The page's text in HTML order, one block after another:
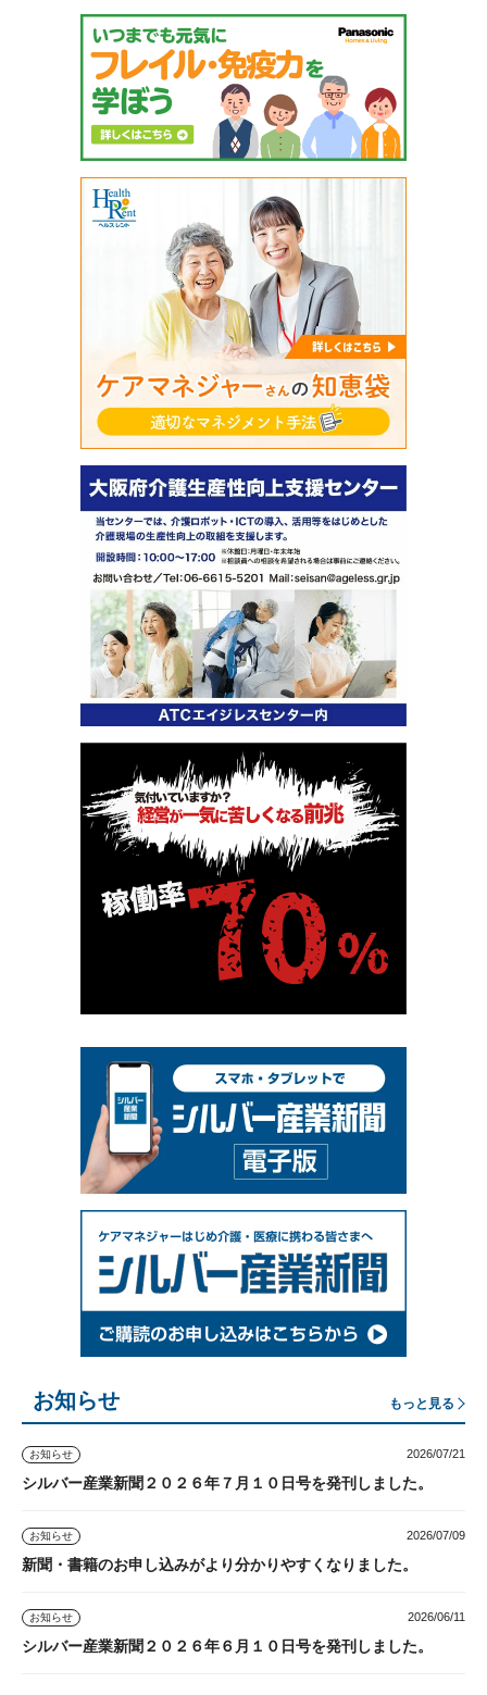
お知らせ もっと見る
お知らせ 2026/07/21
シルバー産業新聞２０２６年７月１０日号を発刊しました。
お知らせ 2026/07/09
新聞・書籍のお申し込みがより分かりやすくなりました。
お知らせ 2026/06/11
シルバー産業新聞２０２６年６月１０日号を発刊しました。